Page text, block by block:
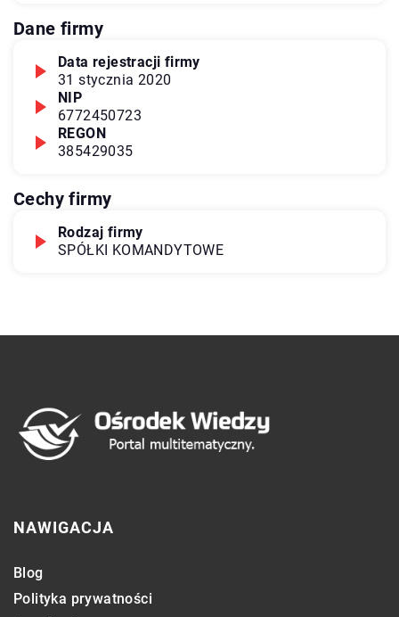
Dane firmy
Data rejestracji firmy
31 stycznia 2020
NIP
6772450723
REGON
385429035
Cechy firmy
Rodzaj firmy
SPÓŁKI KOMANDYTOWE
NAWIGACJA
Blog
Polityka prywatności